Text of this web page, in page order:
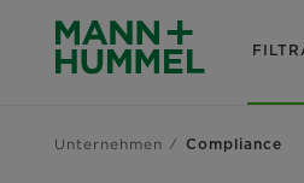
Unternehmen Compliance